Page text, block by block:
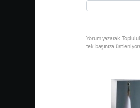
Yorum yazarak
tek başınıza